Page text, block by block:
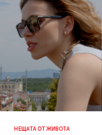
НЕЩАТА ОТ ЖИВОТА